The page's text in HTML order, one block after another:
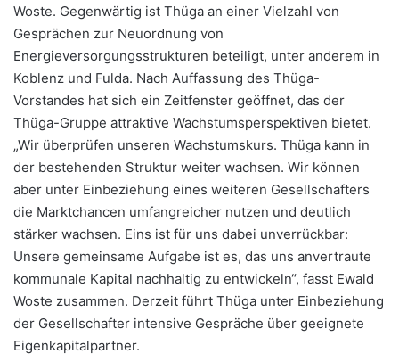
Woste. Gegenwärtig ist Thüga an einer Vielzahl von
Gesprächen zur Neuordnung von
Energieversorgungsstrukturen beteiligt, unter anderem in
Koblenz und Fulda. Nach Auffassung des Thüga-
Vorstandes hat sich ein Zeitfenster geöffnet, das der
Thüga-Gruppe attraktive Wachstumsperspektiven bietet.
„Wir überprüfen unseren Wachstumskurs. Thüga kann in
der bestehenden Struktur weiter wachsen. Wir können
aber unter Einbeziehung eines weiteren Gesellschafters
die Marktchancen umfangreicher nutzen und deutlich
stärker wachsen. Eins ist für uns dabei unverrückbar:
Unsere gemeinsame Aufgabe ist es, das uns anvertraute
kommunale Kapital nachhaltig zu entwickeln“, fasst Ewald
Woste zusammen. Derzeit führt Thüga unter Einbeziehung
der Gesellschafter intensive Gespräche über geeignete
Eigenkapitalpartner.